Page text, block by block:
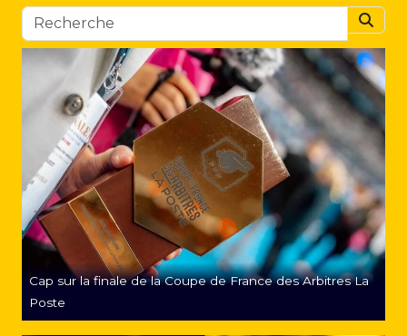
Cap sur la finale de la Coupe de France des Arbitres La
Poste